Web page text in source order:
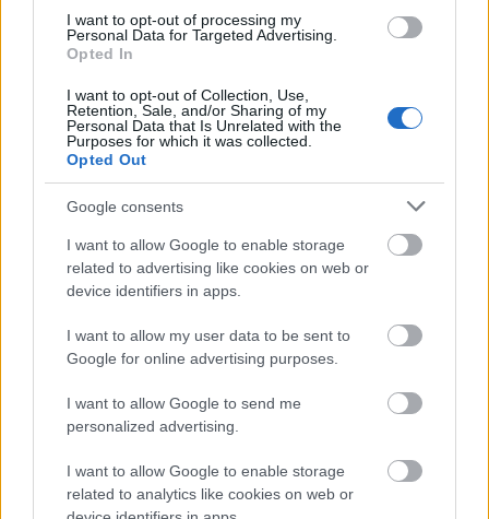
I want to opt-out of processing my
Personal Data for Targeted Advertising.
Opted In
I want to opt-out of Collection, Use,
Retention, Sale, and/or Sharing of my
Personal Data that Is Unrelated with the
Purposes for which it was collected.
Opted Out
Google consents
I want to allow Google to enable storage
related to advertising like cookies on web or
device identifiers in apps.
I want to allow my user data to be sent to
Google for online advertising purposes.
I want to allow Google to send me
personalized advertising.
I want to allow Google to enable storage
related to analytics like cookies on web or
χαλίκια). Εδώ θα βρείτε όλα όσα χρειάζεστε για τις
διακοπές σας. Η παραλία είναι οργανωμένη με
θαλάσσια σπορ, ενώ γύρω από αυτή λειτουργούν
ξενοδοχεία και ενοικιαζόμενα δωμάτια.
Είναι προσβάσιμη με αυτοκίνητο, αλλά και με βάρκα
από την Πάργα. Αν θέλετε να χαλαρώσετε χωρίς
πολυκοσμοσμία, προτιμήστε το αριστερό, μη
οργανωμένο άκρο της παραλίας (πρόσβαση από την
σπήλαια που αξίζει να ανακαλύψετε.